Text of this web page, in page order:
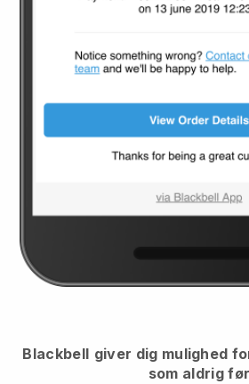
Blackbell giver dig mulighed
som aldrig før